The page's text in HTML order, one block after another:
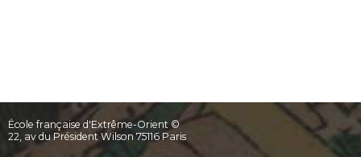
École française d'Extrême-Orient ©
22, av du Président Wilson 75116 Paris